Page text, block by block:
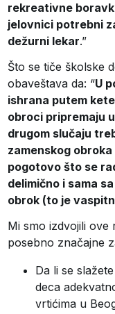
rekreativne
jelovnici potrebni
dežurni lekar.”
Što se tiče školske
obaveštava da: “U
ishrana putem
obroci pripremaju
drugom slučaju
zamenskog
pogotovo što se
delimično i sama
obrok (to je
Mi smo izdvojili ove
posebno značajne
Da li se
deca
vrtićima u